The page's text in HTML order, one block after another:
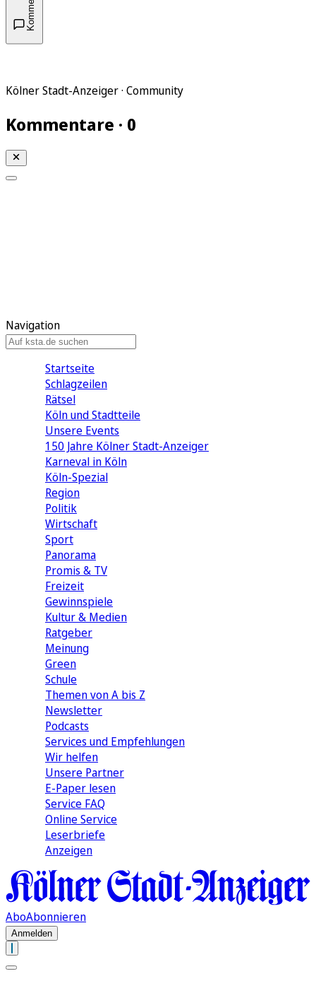
Kölner Stadt-Anzeiger · Community
Kommentare · 0
Navigation
Startseite
Schlagzeilen
Rätsel
Köln und Stadtteile
Unsere Events
150 Jahre Kölner Stadt-Anzeiger
Karneval in Köln
Köln-Spezial
Region
Politik
Wirtschaft
Sport
Panorama
Promis & TV
Freizeit
Gewinnspiele
Kultur & Medien
Ratgeber
Meinung
Green
Schule
Themen von A bis Z
Newsletter
Podcasts
Services und Empfehlungen
Wir helfen
Unsere Partner
E-Paper lesen
Service FAQ
Online Service
Leserbriefe
Anzeigen
AboAbonnieren
Anmelden